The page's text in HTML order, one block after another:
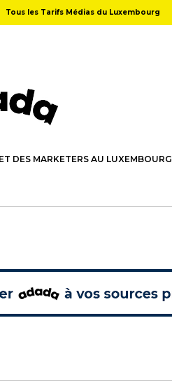
Tous les Tarifs Médias du Luxembourg
DES MARKETERS AU LUXEMBOURG